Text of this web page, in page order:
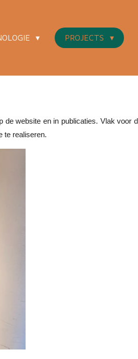
PROJECTS
website en in publicaties. Vlak voor
te realiseren.